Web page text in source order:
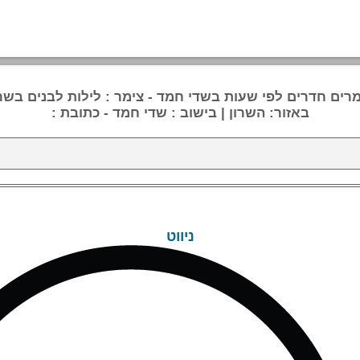
חדרים לפי שעות בשדי חמד - צימר : לילות לבנים
באזור: השרון | בישוב : שדי חמד - כתובת :
ניווט